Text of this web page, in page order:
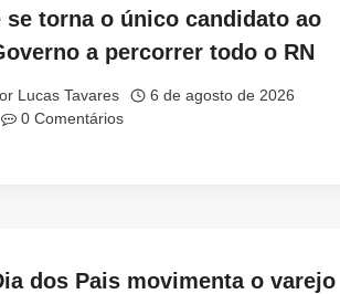
se torna o único candidato ao
a percorrer todo o RN
Lucas Tavares
6 de agosto de 2026
0 Comentários
dos Pais movimenta o varejo